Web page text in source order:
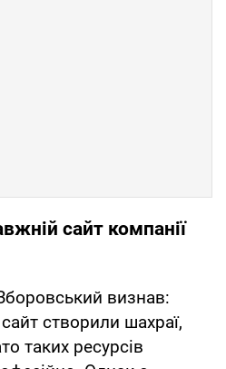
сайт компанії
визнав:
створили шахраї,
таких ресурсів